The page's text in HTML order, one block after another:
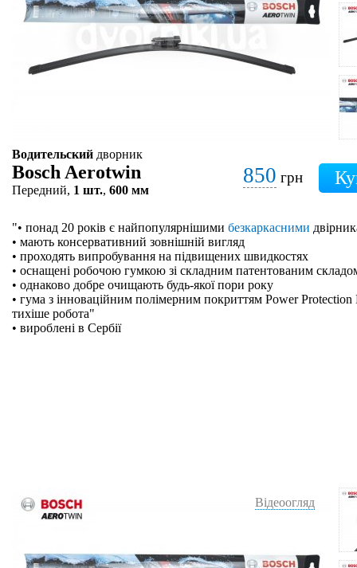
Водительский дворник
Bosch Aerotwin
Передний, 1 шт., 600 мм
850 грн
"• понад 20 років є найпопулярнішими безкаркасними
• мають консервативний зовнішній вигляд
• проходять випробування на підвищених швидкостях
• оснащені робочою гумкою зі складним патентованим
• однаково добре очищають будь-якої пори року
• гума з інноваційним полімерним покриттям Power
тихіше робота"
• вироблені в Сербії
Відеоогляд